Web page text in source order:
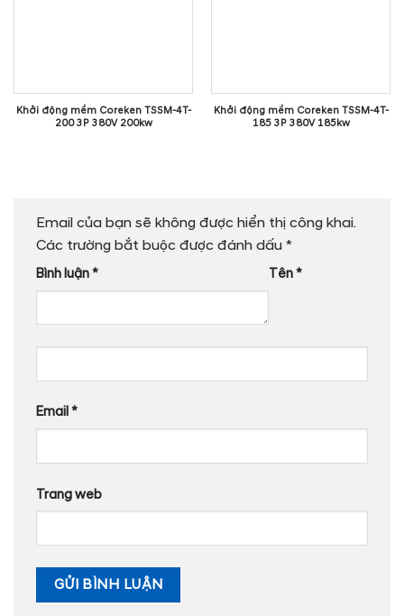
Khởi động mềm Coreken TSSM-4T-
200 3P 380V 200kw
Khởi động mềm Coreken TSSM-4T-
185 3P 380V 185kw
Email của bạn sẽ không được hiển thị công khai.
Các trường bắt buộc được đánh dấu *
Bình luận* Tên*
Email*
Trang web